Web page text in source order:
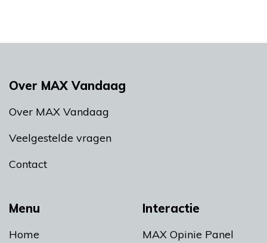
Menu
Home
Interactie
MAX Opinie Panel
Over MAX Vandaag
Over MAX Vandaag
Veelgestelde vragen
Contact